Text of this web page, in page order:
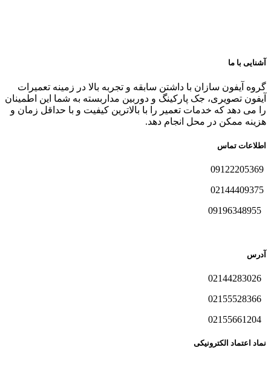
آشنایی با ما
گروه آیفون سازان با داشتن سابقه و تجربه بالا در زمینه تعمیرات
آیفون تصویری، جک پارکینگ و دوربین مداربسته به شما این اطمینان
را می دهد که خدمات تعمیر را با بالاترین کیفیت و با حداقل زمان و
هزینه ممکن در محل انجام دهد.
اطلاعات تماس
آدرس
نماد اعتماد الکترونیکی